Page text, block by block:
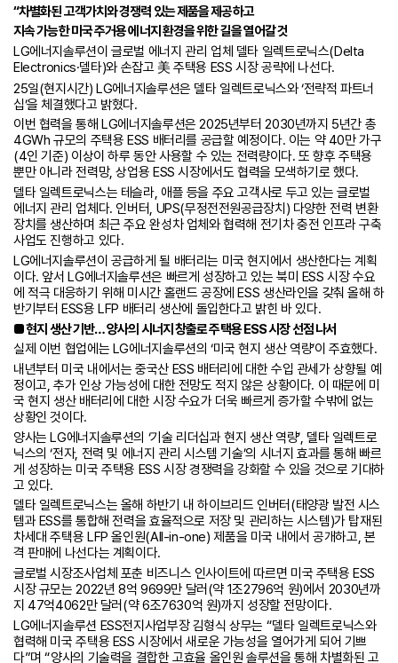
“차별화된 고객가치와 경쟁력 있는 제품을 제공하고
지속 가능한 미국 주거용 에너지 환경을 위한 길을 열어갈 것
LG에너지솔루션이 글로벌 에너지 관리 업체 델타 일렉트로닉스(Delta
Electronics·델타)와 손잡고 美 주택용 ESS 시장 공략에 나선다.
25일(현지시간) LG에너지솔루션은 델타 일렉트로닉스와 ‘전략적 파트너
십’을 체결했다고 밝혔다.
이번 협력을 통해 LG에너지솔루션은 2025년부터 2030년까지 5년간 총
4GWh 규모의 주택용 ESS 배터리를 공급할 예정이다. 이는 약 40만 가구
(4인 기준) 이상이 하루 동안 사용할 수 있는 전력량이다. 또 향후 주택용
뿐만 아니라 전력망, 상업용 ESS 시장에서도 협력을 모색하기로 했다.
델타 일렉트로닉스는 테슬라, 애플 등을 주요 고객사로 두고 있는 글로벌
에너지 관리 업체다. 인버터, UPS(무정전전원공급장치) 다양한 전력 변환
장치를 생산하며 최근 주요 완성차 업체와 협력해 전기차 충전 인프라 구축
사업도 진행하고 있다.
LG에너지솔루션이 공급하게 될 배터리는 미국 현지에서 생산한다는 계획
이다. 앞서 LG에너지솔루션은 빠르게 성장하고 있는 북미 ESS 시장 수요
에 적극 대응하기 위해 미시간 홀랜드 공장에 ESS 생산라인을 갖춰 올해 하
반기부터 ESS용 LFP 배터리 생산에 돌입한다고 밝힌 바 있다.
■ 현지 생산 기반… 양사의 시너지 창출로 주택용 ESS 시장 선점 나서
실제 이번 협업에는 LG에너지솔루션의 ‘미국 현지 생산 역량’이 주효했다.
내년부터 미국 내에서는 중국산 ESS 배터리에 대한 수입 관세가 상향될 예
정이고, 추가 인상 가능성에 대한 전망도 적지 않은 상황이다. 이 때문에 미
국 현지 생산 배터리에 대한 시장 수요가 더욱 빠르게 증가할 수밖에 없는
상황인 것이다.
양사는 LG에너지솔루션의 ‘기술 리더십과 현지 생산 역량’, 델타 일렉트로
닉스의 ‘전자, 전력 및 에너지 관리 시스템 기술’의 시너지 효과를 통해 빠르
게 성장하는 미국 주택용 ESS 시장 경쟁력을 강화할 수 있을 것으로 기대하
고 있다.
델타 일렉트로닉스는 올해 하반기 내 하이브리드 인버터(태양광 발전 시스
템과 ESS를 통합해 전력을 효율적으로 저장 및 관리하는 시스템)가 탑재된
차세대 주택용 LFP 올인원(All-in-one) 제품을 미국 내에서 공개하고, 본
격 판매에 나선다는 계획이다.
글로벌 시장조사업체 포춘 비즈니스 인사이트에 따르면 미국 주택용 ESS
시장 규모는 2022년 8억 9699만 달러(약 1조2796억 원)에서 2030년까
지 47억4062만 달러(약 6조7630억 원)까지 성장할 전망이다.
LG에너지솔루션 ESS전지사업부장 김형식 상무는 “델타 일렉트로닉스와
협력해 미국 주택용 ESS 시장에서 새로운 가능성을 열어가게 되어 기쁘
다”며 “양사의 기술력을 결합한 고효율 올인원 솔루션을 통해 차별화된 고